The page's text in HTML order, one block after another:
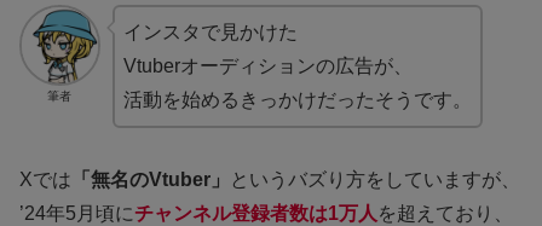
筆者
インスタで見かけた
Vtuberオーディションの広告が、
活動を始めるきっかけだったそうです。
Xでは 「無名のVtuber」
というバズり方をしていますが、
’24年5月頃にチャンネル登録者数は1万人 を超えており、